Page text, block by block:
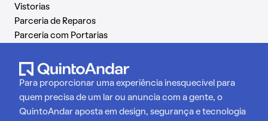
Vistorias
Parceria de Reparos
Parceria com Portarias
Para proporcionar uma experiência inesquecível para
quem precisa de um lar ou anuncia com a gente, o
QuintoAndar aposta em design, segurança e tecnologia